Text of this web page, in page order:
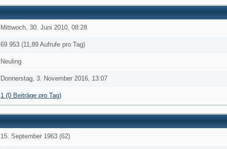
Mittwoch, 30. Juni 2010, 08:28
69 953 (11,89 Aufrufe pro Tag)
Neuling
Donnerstag, 3. November 2016, 13:07
1 (0 Beiträge pro Tag)
15. September 1963 (62)